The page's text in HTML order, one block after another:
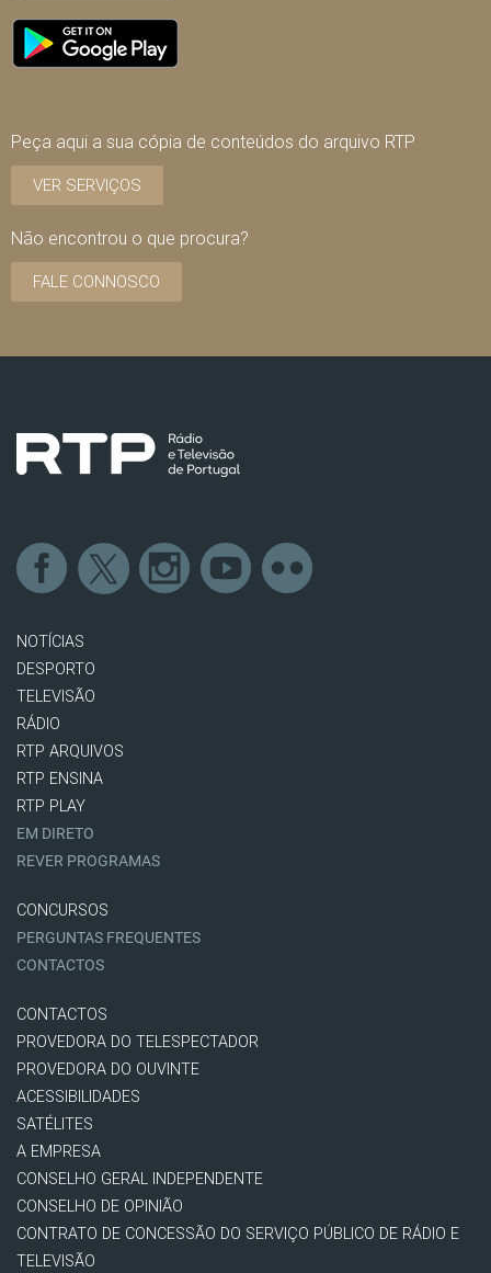
Peça aqui a sua cópia de conteúdos do arquivo RTP
VER SERVIÇOS
Não encontrou o que procura?
FALE CONNOSCO
NOTÍCIAS
DESPORTO
TELEVISÃO
RÁDIO
RTP ARQUIVOS
RTP ENSINA
RTP PLAY
EM DIRETO
REVER PROGRAMAS
CONCURSOS
PERGUNTAS FREQUENTES
CONTACTOS
CONTACTOS
PROVEDORA DO TELESPECTADOR
PROVEDORA DO OUVINTE
ACESSIBILIDADES
SATÉLITES
A EMPRESA
CONSELHO GERAL INDEPENDENTE
CONSELHO DE OPINIÃO
CONTRATO DE CONCESSÃO DO SERVIÇO PÚBLICO DE RÁDIO E
TELEVISÃO